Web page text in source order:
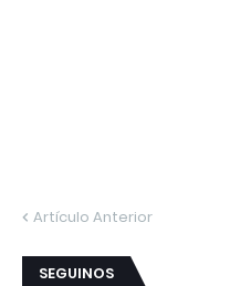
Artículo Anterior
SEGUINOS